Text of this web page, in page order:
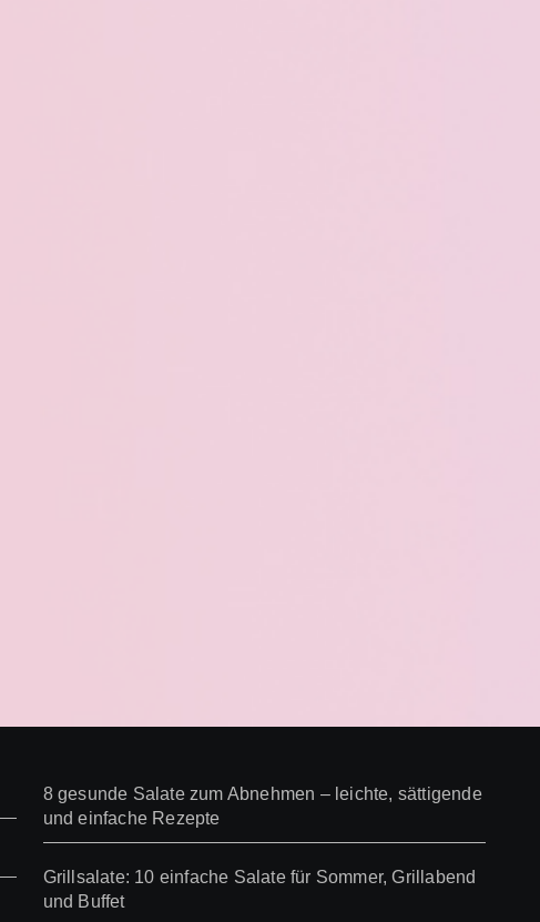
8 gesunde Salate zum Abnehmen – leichte, sättigende
und einfache Rezepte
Grillsalate: 10 einfache Salate für Sommer, Grillabend
und Buffet